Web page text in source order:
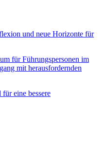
und neue Horizonte für
für Führungspersonen im
mit herausfordernden
eine bessere